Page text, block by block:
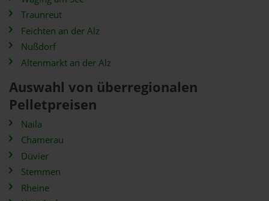
Traunreut
Feichten an der Alz
Nußdorf
Altenmarkt an der Alz
Auswahl von überregionalen
Pelletpreisen
Naila
Chamerau
Düvier
Stemmen
Rheine